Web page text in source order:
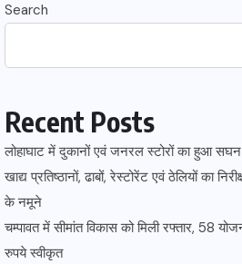
Search
Recent Posts
लोहाघाट में दुकानों एवं जनरल स्टोरों का हुआ सघन
खाद्य प्रतिष्ठानों, ढाबों, रेस्टोरेंट एवं ठेलियों का
के नमूने
चम्पावत में सीमांत विकास को मिली रफ्तार, 58
रुपये स्वीकृत